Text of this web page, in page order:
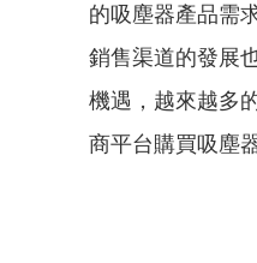
的吸塵器產品需
銷售渠道的發展
機遇，越來越多
商平台購買吸塵